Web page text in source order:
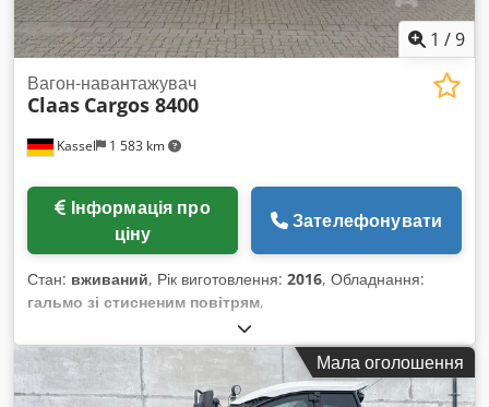
1 /9
Kassel 1 583 km
Вагон-навантажувач
Claas Cargos 8400
ціну
Зателефонувати
Стан: вживаний, Рік виготовлення: 2016, Обладнання:
гальмо зі стисненим повітрям,
Мала оголошення